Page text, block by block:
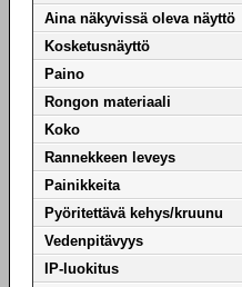
Aina näkyvissä oleva näyttö
Kosketusnäyttö
Paino
Rongon materiaali
Koko
Rannekkeen leveys
Painikkeita
Pyöritettävä kehys/kruunu
Vedenpitävyys
IP-luokitus